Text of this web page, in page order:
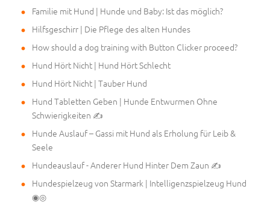
Familie mit Hund | Hunde und Baby: Ist das möglich?
Hilfsgeschirr | Die Pflege des alten Hundes
How should a dog training with Button Clicker proceed?
Hund Hört Nicht | Hund Hört Schlecht
Hund Hört Nicht | Tauber Hund
Hund Tabletten Geben | Hunde Entwurmen Ohne
Schwierigkeiten ✍
Hunde Auslauf – Gassi mit Hund als Erholung für Leib &
Seele
Hundeauslauf - Anderer Hund Hinter Dem Zaun ✍
Hundespielzeug von Starmark | Intelligenzspielzeug Hund
◉◎